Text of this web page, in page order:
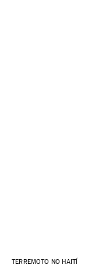
TERREMOTO NO HAITÍ